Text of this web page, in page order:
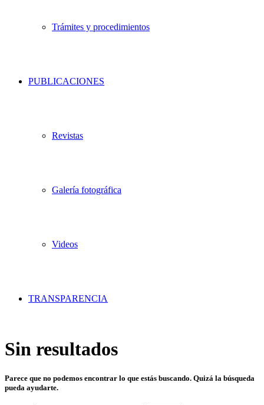
Trámites y procedimientos
PUBLICACIONES
Revistas
Galería fotográfica
Videos
TRANSPARENCIA
Sin resultados
Parece que no podemos encontrar lo que estás buscando. Quizá la búsqueda
pueda ayudarte.